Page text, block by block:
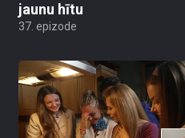
jaunu hītu
37. epizode